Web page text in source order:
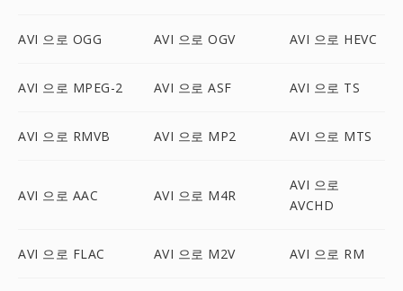
AVI 으로 OGG AVI 으로 OGV AVI 으로 HEVC
AVI 으로 MPEG-2 AVI 으로 ASF AVI 으로 TS
AVI 으로 RMVB AVI 으로 MP2 AVI 으로 MTS
AVI 으로 AAC AVI 으로 M4R
AVI 으로
AVCHD
AVI 으로 FLAC AVI 으로 M2V AVI 으로 RM